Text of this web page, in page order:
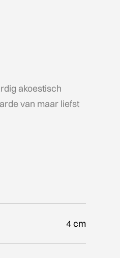
akoestisch
van maar liefst
4 cm